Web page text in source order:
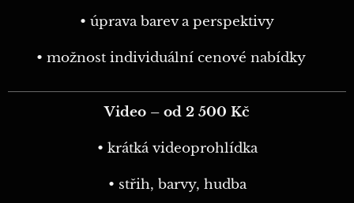
• úprava barev a perspektivy
• možnost individuální cenové nabídky
Video – od 2 500 Kč
• krátká videoprohlídka
• střih, barvy, hudba